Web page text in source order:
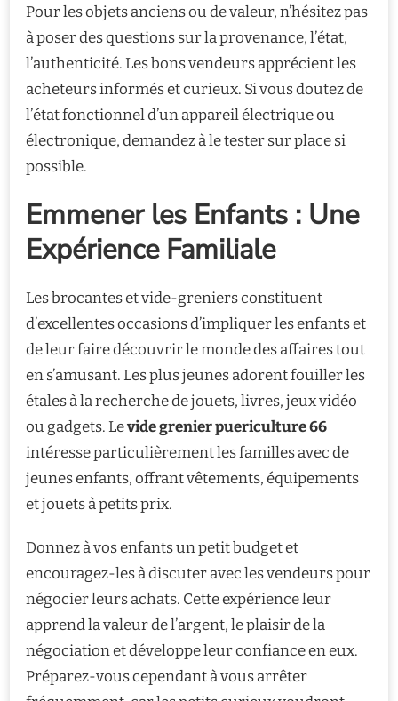
Pour les objets anciens ou de valeur, n’hésitez pas
à poser des questions sur la provenance, l’état,
l’authenticité. Les bons vendeurs apprécient les
acheteurs informés et curieux. Si vous doutez de
l’état fonctionnel d’un appareil électrique ou
électronique, demandez à le tester sur place si
possible.
Emmener les Enfants : Une
Expérience Familiale
Les brocantes et vide-greniers constituent
d’excellentes occasions d’impliquer les enfants et
de leur faire découvrir le monde des affaires tout
en s’amusant. Les plus jeunes adorent fouiller les
étales à la recherche de jouets, livres, jeux vidéo
ou gadgets. Levide grenier puericulture 66
intéresse particulièrement les familles avec de
jeunes enfants, offrant vêtements, équipements
et jouets à petits prix.
Donnez à vos enfants un petit budget et
encouragez-les à discuter avec les vendeurs pour
négocier leurs achats. Cette expérience leur
apprend la valeur de l’argent, le plaisir de la
négociation et développe leur confiance en eux.
Préparez-vous cependant à vous arrêter